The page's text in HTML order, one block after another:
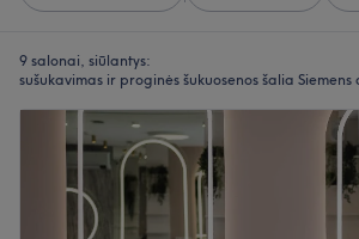
9 salonai, siūlantys:
sušukavimas ir proginės šukuosenos šalia